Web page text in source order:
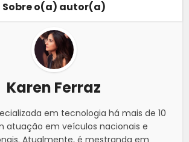
Sobre o(a) autor(a)
Karen Ferraz
em tecnologia há mais de 10
atuação em veículos nacionais e